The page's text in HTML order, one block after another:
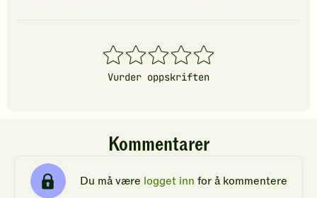
1
stjerner
2
stjerner
3
stjerner
4
stjerner
5
stjerner
Vurder oppskriften
Kommentarer
Du må være logget inn for å kommentere